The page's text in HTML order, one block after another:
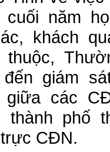
năm
khách
giám
giữa các
thành phố
CĐN.